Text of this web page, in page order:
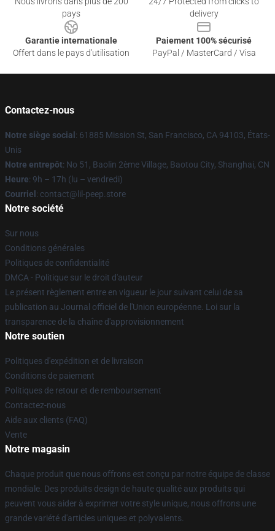
pays
delivery
Garantie internationale
Offert dans le pays d'utilisation
Paiement 100% sécurisé
PayPal / MasterCard / Visa
Contactez-nous
Notre siège social : 61885 Mission St, San Francisco, CA 94103, États-
Unis
Notre entrepôt: No 51, Baolin 2ème Village, Baotou City, Shanghai, CN
Heure: 9h – 17h (lu – vendredi)
Courriel : contact@lil-peep.store
Notre société
Sur nous
Conditions générales
Politiques de confidentialité
DMCA - Politique sur le droit d'auteur
Le présent règlement entre en vigueur le jour suivant celui de sa
publication au Journal officiel de l'Union européenne. Loi sur la
transparence de la chaîne d'approvisionnement
Notre soutien
Politiques d'expédition et de livraison
Conditions de paiement
Politiques de retour et de remboursement
Contactez-nous
Aide aux clients (FAQ)
Vente
Notre magasin
Chaque produit que nous offrons est conçu par notre équipe de classe
mondiale. Des produits design de haute qualité aux produits qui
peuvent vous aider à exprimer votre style unique, nous offrons une
grande variété d'articles uniques et polyvalents.